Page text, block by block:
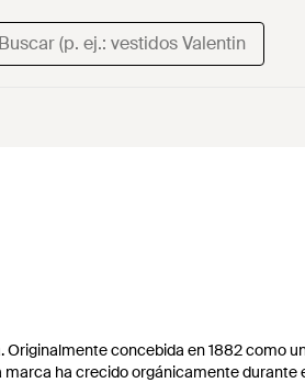
concebida en 1882 como
ha crecido orgánicamente durante